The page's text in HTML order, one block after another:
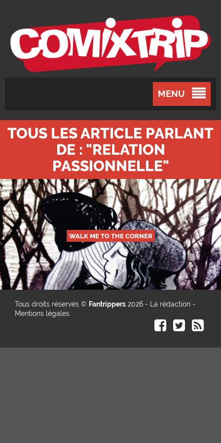
MENU
TOUS LES ARTICLE PARLANT
DE : "RELATION
PASSIONNELLE"
WALK ME TO THE CORNER
Tous droits réservés © Fantrippers 2026 - La rédaction -
Mentions légales